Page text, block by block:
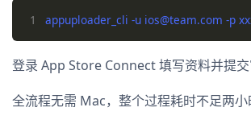
1 appuploader_cli -u ios@team.com -p
登录 App Store Connect 填写资料并提交
全流程无需 Mac，整个过程耗时不足两小